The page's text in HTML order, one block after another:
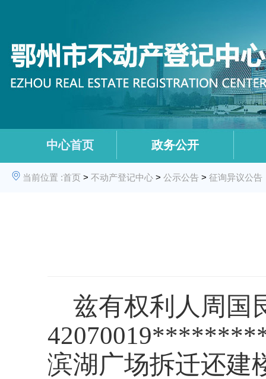
中心首页 政务公开
当前位置 :首页 > 不动产登记中心 > 公示公告 > 征询异议公告
兹有权利人周国
滨湖广场拆迁还建